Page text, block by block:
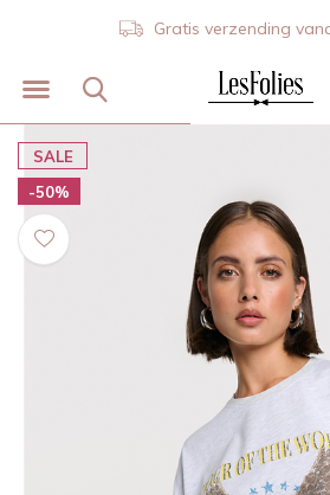
Gratis verzending
SALE
-50%